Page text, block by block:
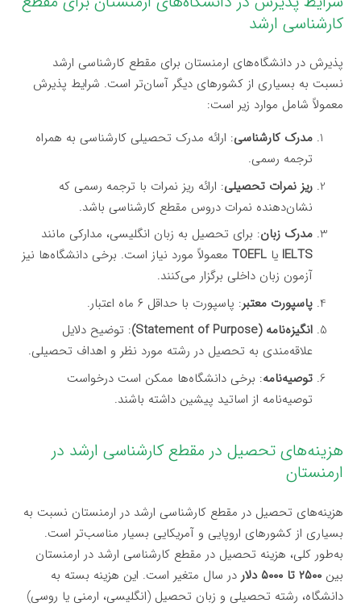
کارشناسی ارشد
پذیرش در دانشگاه‌های ارمنستان برای مقطع کارشناسی ارشد
نسبت به بسیاری از کشورهای دیگر آسان‌تر است. شرایط پذیرش
معمولاً شامل موارد زیر است:
مدرک کارشناسی: ارائه مدرک تحصیلی کارشناسی به همراه
ترجمه رسمی.
ریز نمرات تحصیلی: ارائه ریز نمرات با ترجمه رسمی که
نشان‌دهنده نمرات دروس مقطع کارشناسی باشد.
مدرک زبان: برای تحصیل به زبان انگلیسی، مدارکی مانند
IELTS یا TOEFL معمولاً مورد نیاز است. برخی دانشگاه‌ها نیز
آزمون زبان داخلی برگزار می‌کنند.
پاسپورت معتبر: پاسپورت با حداقل ۶ ماه اعتبار.
انگیزه‌نامه (Statement of Purpose)
: توضیح دلایل
علاقه‌مندی به تحصیل در رشته مورد نظر و اهداف تحصیلی.
توصیه‌نامه: برخی دانشگاه‌ها ممکن است درخواست
توصیه‌نامه از اساتید پیشین داشته باشند.
هزینه‌های تحصیل در مقطع کارشناسی ارشد در
ارمنستان
هزینه‌های تحصیل در مقطع کارشناسی ارشد در ارمنستان نسبت به
بسیاری از کشورهای اروپایی و آمریکایی بسیار مناسب‌تر است.
به‌طور کلی، هزینه تحصیل در مقطع کارشناسی ارشد در ارمنستان
بین۲۵۰۰ تا ۵۰۰۰ دلار
در سال متغیر است. این هزینه بسته به
دانشگاه، رشته تحصیلی و زبان تحصیل (انگلیسی، ارمنی یا روسی)